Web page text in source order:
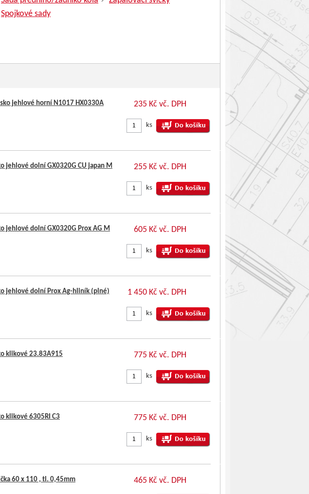
Spojkové sady
jehlové horní N1017 HX0330A
235 Kč vč. DPH
ks
jehlové dolní GX0320G CU japan M 255 Kč vč. DPH
ks
jehlové dolní GX0320G Prox AG M 605 Kč vč. DPH
ks
jehlové dolní Prox Ag-hliník (plné)
1 450 Kč vč. DPH
ks
klikové 23.83A915 775 Kč vč. DPH
ks
klikové 6305RI C3 775 Kč vč. DPH
ks
60 x 110 , tl. 0,45mm 465 Kč vč. DPH